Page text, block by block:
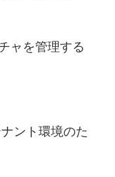
ャを管理する
ント環境のた